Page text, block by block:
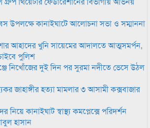
উপলক্ষে কানাইঘাটে আলোচনা সভা ও সম্মাননা
আহাদের খুনি সায়েমের আদালতে আত্মসমর্পন,
পুলিশ
নিখোঁজের দুই দিন পর সুরমা নদীতে ভেসে উঠল
জাহাঙ্গীর হত্যা মামলার ৩ আসামী কক্সবাজার
নিয়ে কানাইঘাট স্বাস্থ্য কমপ্লেক্সে পরিদর্শন
হাসান